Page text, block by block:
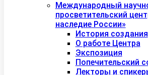
Международный
просветительский
наследие России»
История создания
О работе Центра
Экспозиция
Попечительский
Лекторы и